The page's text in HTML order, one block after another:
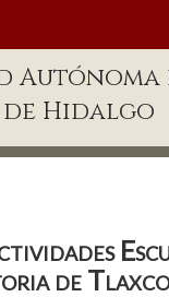
Autónoma
de Hidalgo
de